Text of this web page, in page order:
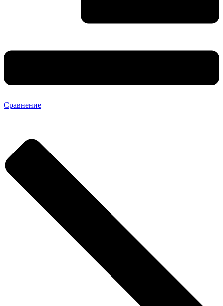
Сравнение